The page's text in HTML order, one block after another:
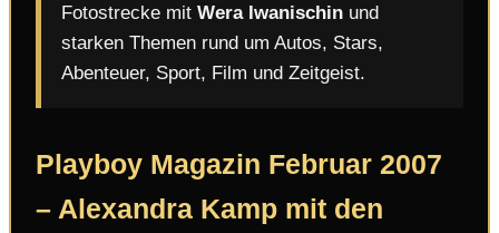
Fotostrecke mit Wera Iwanischin und
starken Themen rund um Autos, Stars,
Abenteuer, Sport, Film und Zeitgeist.
Playboy Magazin Februar 2007
– Alexandra Kamp mit den